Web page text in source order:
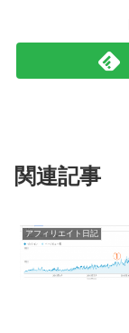
関連記事
アフィリエイト日記